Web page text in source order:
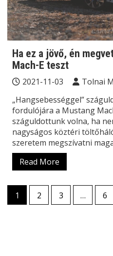
Ha ez a jövő, én
Mach-E teszt
2021-11-03 Tolnai
„Hangsebességgel”
fordulójára a Mustang
száguldottunk volna, ha
nagyságos köztéri
szeretem megszívatni
Read More
Bejegyzések
lapozása
1 2 3 … 6